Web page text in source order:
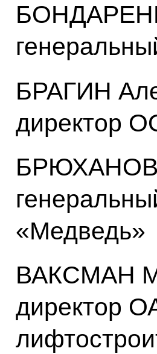
БРАГИН
директор
БРЮХАНОВ
«Медведь»
ВАКСМАН
директор